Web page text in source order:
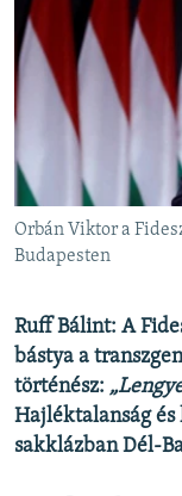
A PÉNZ
EURÓPAI UNIÓ
VILÁG
KLÍMAVÁLTOZÁS
A MÚLT
KÖVESSEN MINKET!
Valamennyi
Orbán Viktor a
Budapesten
Ruff Bálint: A
bástya a
történész:
Hajléktalanság
sakklázban Dél-